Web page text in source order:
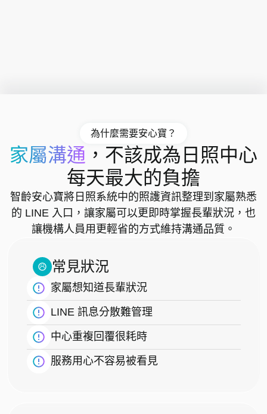
為什麼需要安心寶？
家屬溝通 ，不該成為日照中心
每天最大的負擔
智齡安心寶將日照系統中的照護資訊整理到家屬熟悉
的 LINE 入口，讓家屬可以更即時掌握長輩狀況，也
讓機構人員用更輕省的方式維持溝通品質。
常見狀況
家屬想知道長輩狀況
LINE 訊息分散難管理
中心重複回覆很耗時
服務用心不容易被看見